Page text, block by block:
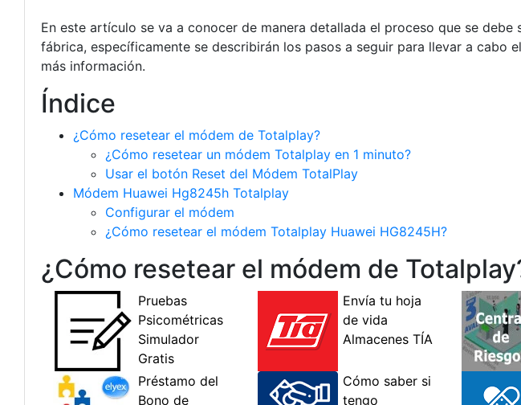
En este artículo se va a conocer de manera detallada el proceso que se
fábrica, específicamente se describirán los pasos a seguir para llevar a cabo
más información.
Índice
¿Cómo resetear el módem de Totalplay?
¿Cómo resetear un módem Totalplay en 1 minuto?
Usar el botón Reset del Módem TotalPlay
Módem Huawei Hg8245h Totalplay
Configurar el módem
¿Cómo resetear el módem Totalplay Huawei HG8245H?
¿Cómo resetear el módem de